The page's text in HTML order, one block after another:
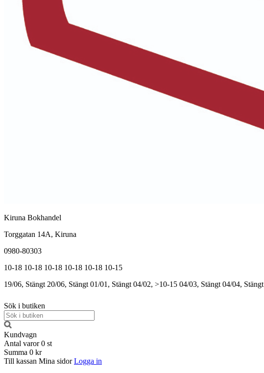
Kiruna Bokhandel
Torggatan 14A, Kiruna
0980-80303
10-18 10-18 10-18 10-18 10-18 10-15
19/06, Stängt 20/06, Stängt 01/01, Stängt 04/02, >10-15 04/03, Stängt 04/04, Stängt
Sök i butiken
Kundvagn
Antal varor 0 st
Summa 0 kr
Till kassan Mina sidor Logga in